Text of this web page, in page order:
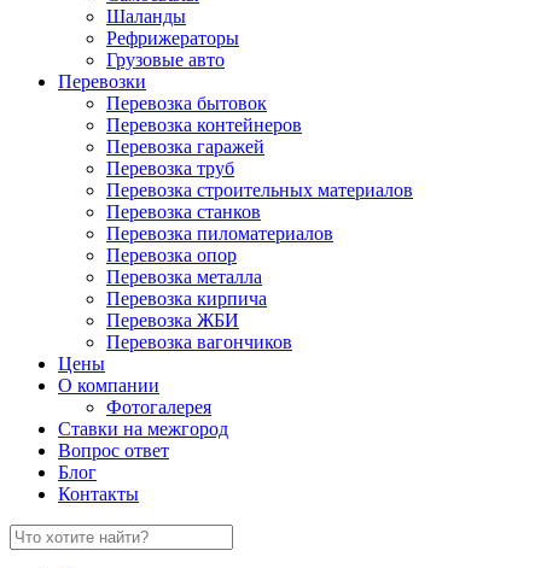
Шаланды
Рефрижераторы
Грузовые авто
Перевозки
Перевозка бытовок
Перевозка контейнеров
Перевозка гаражей
Перевозка труб
Перевозка строительных материалов
Перевозка станков
Перевозка пиломатериалов
Перевозка опор
Перевозка металла
Перевозка кирпича
Перевозка ЖБИ
Перевозка вагончиков
Цены
О компании
Фотогалерея
Ставки на межгород
Вопрос ответ
Блог
Контакты